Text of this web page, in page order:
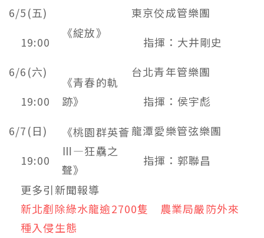
6/5(五)
19:00
《綻放》
東京佼成管樂團
指揮：大井剛史
6/6(六)
19:00
《青春的軌
跡》
台北青年管樂團
指揮：侯宇彪
6/7(日)
19:00
《桃園群英薈
Ⅲ—狂驫之
聲》
龍潭愛樂管弦樂團
指揮：郭聯昌
更多引新聞報導
新北剷除綠水龍逾2700隻 農業局嚴防外來
種入侵生態